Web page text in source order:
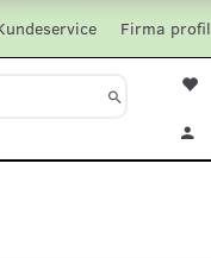
Firma profil